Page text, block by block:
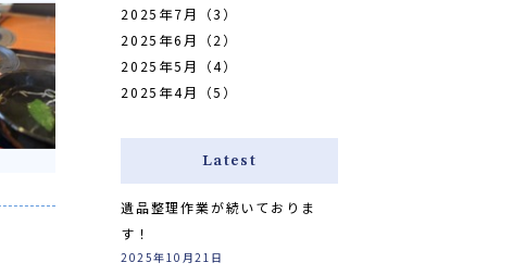
2025年7月（3）
2025年6月（2）
2025年5月（4）
2025年4月（5）
Latest
遺品整理作業が続いておりま
す！
2025年10月21日